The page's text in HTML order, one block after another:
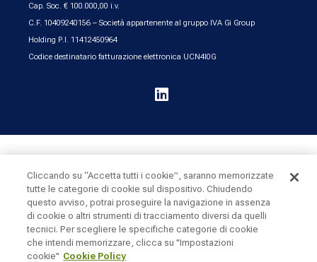
Cap. Soc. € 100.000,00 i.v.
C.F. 10409240156 – Società appartenente al gruppo IVA Gi Group
Holding P.I. 11412450964
Codice destinatario fatturazione elettronica UCN4I0G

Cookie Policy
Cliccando su “Accetta tutti i cookie”, saranno memorizzate
tutte le categorie di cookie sul dispositivo. Chiudendo
questo avviso, potrai proseguire la navigazione in assenza
di cookie o altri strumenti di tracciamento diversi da quelli
tecnici. Per scegliere le specifiche categorie di cookie
che intendi memorizzare, clicca su "Impostazioni
cookie" Cookie Policy